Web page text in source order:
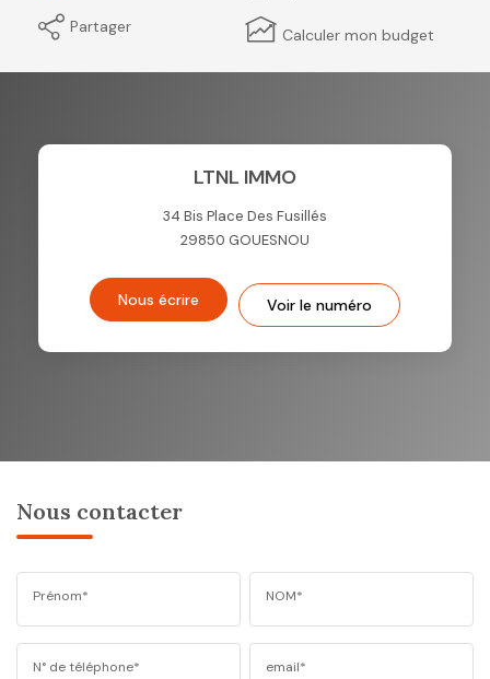
Partager
Calculer mon budget
LTNL IMMO
34 Bis Place Des Fusillés
29850 GOUESNOU
Nous écrire Voir le numéro
Nous contacter
Prénom* NOM*
N° de téléphone* email*